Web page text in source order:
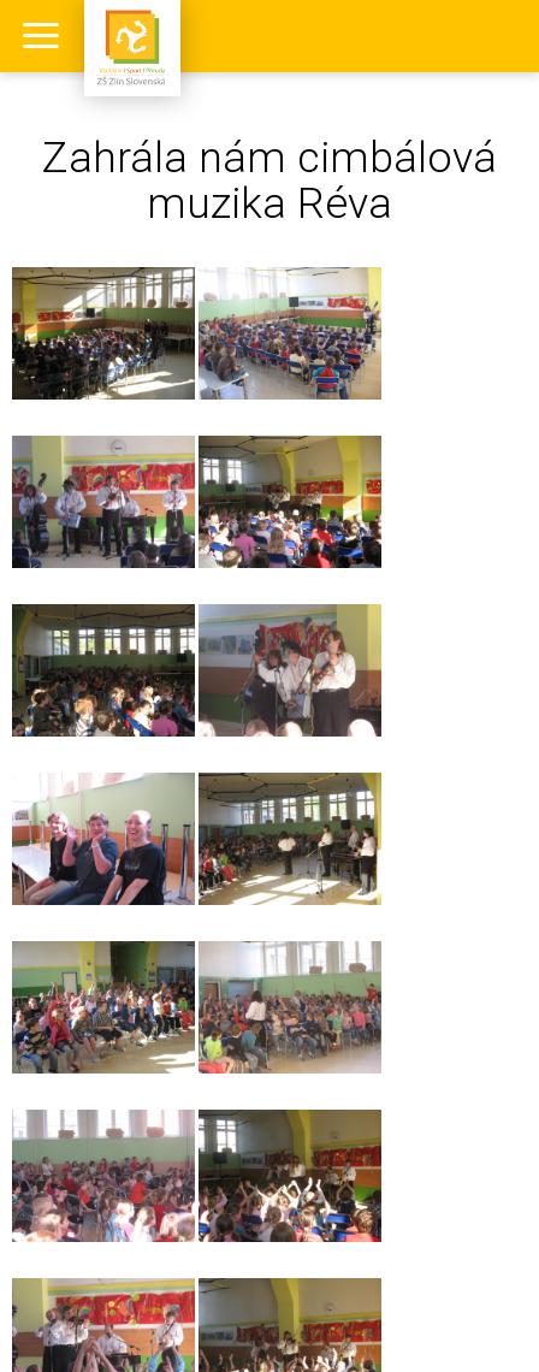
Zahrála nám cimbálová
muzika Réva